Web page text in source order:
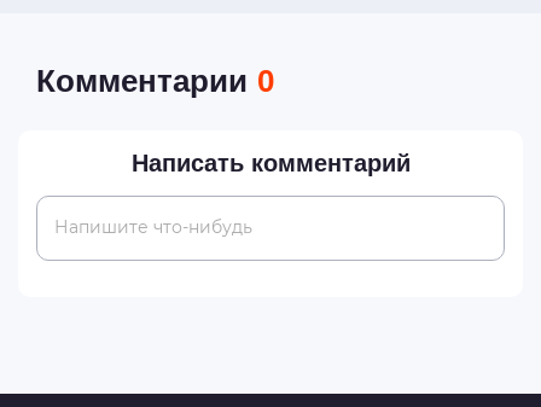
Комментарии 0
Написать комментарий
Напишите что-нибудь